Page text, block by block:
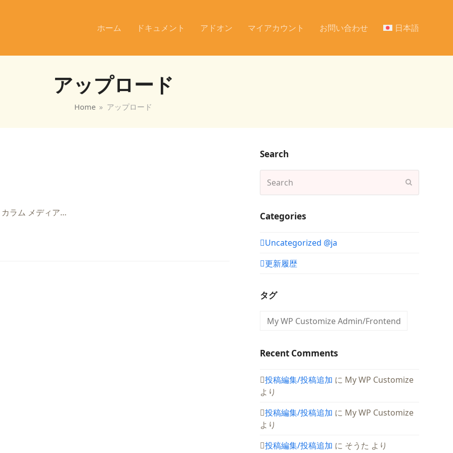
ホーム ドキュメント アドオン マイアカウント お問い合わせ 日本語
アップロード
Home » アップロード
ラム メディア…
Search
Categories
Uncategorized @ja
更新履歴
タグ
My WP Customize Admin/Frontend
Recent Comments
投稿編集/投稿追加 に My WP Customize
より
投稿編集/投稿追加 に My WP Customize
より
投稿編集/投稿追加 に そうた より